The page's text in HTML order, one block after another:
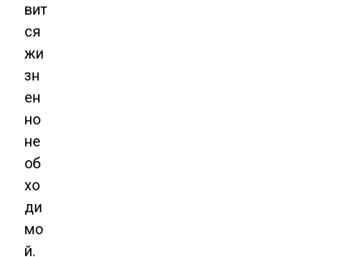
вит
ся
жи
зн
ен
но
не
об
хо
ди
мо
й.